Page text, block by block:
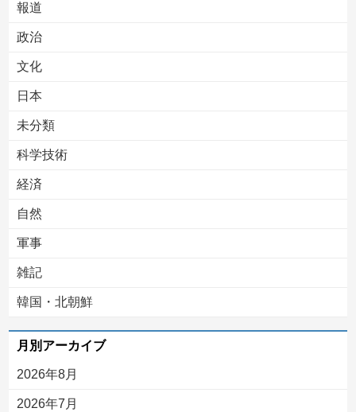
報道
政治
文化
日本
未分類
科学技術
経済
自然
軍事
雑記
韓国・北朝鮮
月別アーカイブ
2026年8月
2026年7月